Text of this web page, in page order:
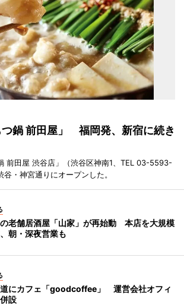
鍋 前田屋」 福岡発、新宿に続き
前田屋 渋谷店」（渋谷区神南1、TEL 03-5593-
・神宮通りにオープンした。
老舗居酒屋「山家」が再始動 本店を大規模
朝・深夜営業も
にカフェ「goodcoffee」 運営会社オフィ
設